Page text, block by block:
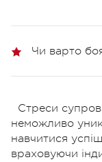
Чи варто
Стреси
неможливо
навчитися
враховуючи